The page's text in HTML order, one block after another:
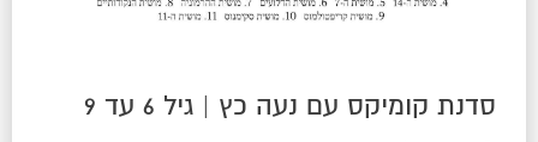
סדנת קומיקס עם נעה כץ | גיל 6 עד 9